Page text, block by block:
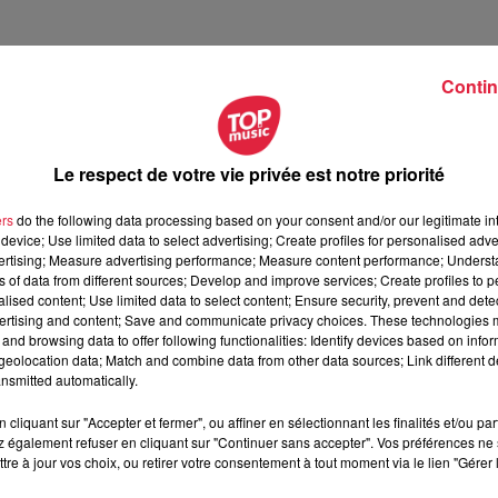
activités une fois par mois. Au programme, on retrouve
culinaire.«Ça permet de retravailler son rapport au
activités dont on s’était privée
Le nombre de places des activités est en général limité à12
association en2023 . Atteinte d’anorexie mentale pendant
en ont besoin. Pendant son cursus de médecine, la jeune
donné envie de créer ma propre association
dédiées au TCA et les services qui prennent en charge
Le nom de l’association TCAkéso n’a pas été choisi par
Le respect de votre vie privée est notre priorité
do the following data processing based on your consent and/or our legitimate
Use limited data to select advertising; Create profiles for personalised
Measure advertising performance; Measure content performance;
of data from different sources; Develop and improve services; Create profiles to
content; Use limited data to select content; Ensure security, prevent and
and content; Save and communicate privacy choices. These technologies
browsing data to offer following functionalities: Identify devices based on
data; Match and combine data from other data sources; Link different
automatically.
cliquant sur "Accepter et fermer", ou affiner en sélectionnant les finalités et/ou
également refuser en cliquant sur "Continuer sans accepter". Vos préférences
à jour vos choix, ou retirer votre consentement à tout moment via le lien